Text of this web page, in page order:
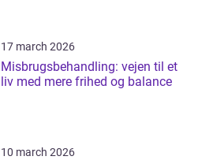
17 march 2026
Misbrugsbehandling: vejen til et
liv med mere frihed og balance
10 march 2026